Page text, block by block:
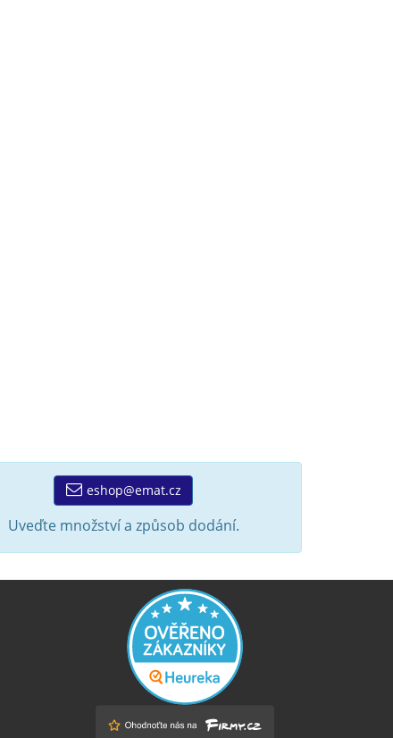
eshop@emat.cz
Uveďte množství a způsob dodání.